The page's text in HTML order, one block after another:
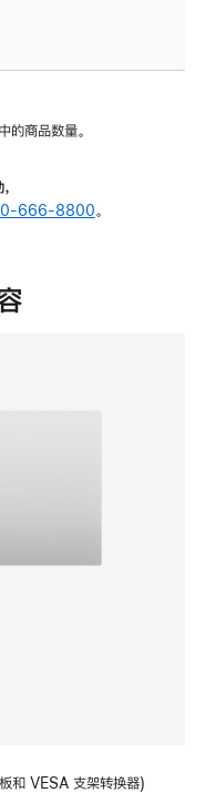
的商品数量。
666-8800。
和 VESA 支架转换器)